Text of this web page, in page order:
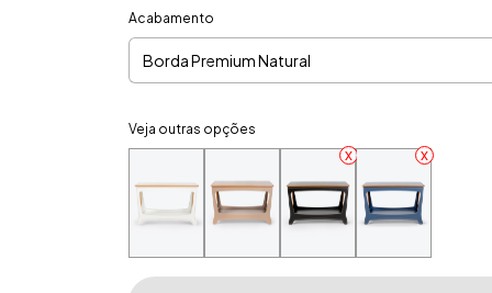
Acabamento
Veja outras opções